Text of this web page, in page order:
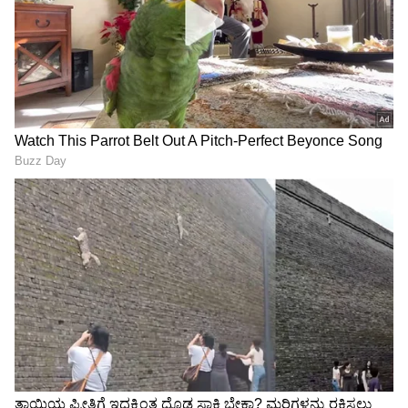
ಜಿರಳೆ ಸದ್ದು ಕಡಿಮೆಯಾದರೆ
ದೆಹಲಿಗೆ ಬುಲಾವ್‌ ಸಾಧ್ಯತೆ
ಬಿಪಿ ಹರೀಶ್‌ಗೆ ಮೊಟ್ಟೆ ಎಸೆದ
ಕಾರ್ಯಕರ್ತ! ಆರ್.ಅಶೋಕ್
ಬಂಧನ
ಕಾಂಗ್ರೆಸ್‌ನಿಂದ ದೇಶ ಒಡೆಯಲು
ಯತ್ನ, ರಾಹುಲ್ ಗಾಂಧಿ ವಿದೇಶಿ
ಪ್ರಧಾನಿ ನಿವಾಸಕ್ಕೆ ಹೋಗುವ
ಮುನ್ನ ಕಾಂಗ್ರೆಸ್ ನಾಯಕರು